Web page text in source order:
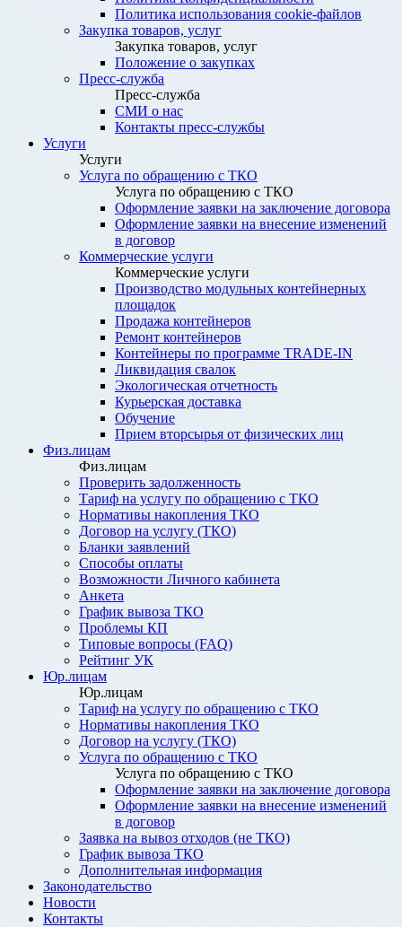
Политика использования cookie-файлов
Закупка товаров, услуг
Закупка товаров, услуг
Положение о закупках
Пресс-служба
Пресс-служба
СМИ о нас
Контакты пресс-службы
Услуги
Услуги
Услуга по обращению с ТКО
Услуга по обращению с ТКО
Оформление заявки на заключение договора
Оформление заявки на внесение изменений
в договор
Коммерческие услуги
Коммерческие услуги
Производство модульных контейнерных
площадок
Продажа контейнеров
Ремонт контейнеров
Контейнеры по программе TRADE-IN
Ликвидация свалок
Экологическая отчетность
Курьерская доставка
Обучение
Прием вторсырья от физических лиц
Физ.лицам
Физ.лицам
Проверить задолженность
Тариф на услугу по обращению с ТКО
Нормативы накопления ТКО
Договор на услугу (ТКО)
Бланки заявлений
Способы оплаты
Возможности Личного кабинета
Анкета
График вывоза ТКО
Проблемы КП
Типовые вопросы (FAQ)
Рейтинг УК
Юр.лицам
Юр.лицам
Тариф на услугу по обращению с ТКО
Нормативы накопления ТКО
Договор на услугу (ТКО)
Услуга по обращению с ТКО
Услуга по обращению с ТКО
Оформление заявки на заключение договора
Оформление заявки на внесение изменений
в договор
Заявка на вывоз отходов (не ТКО)
График вывоза ТКО
Дополнительная информация
Законодательство
Новости
Контакты